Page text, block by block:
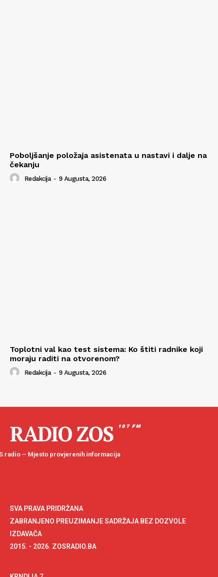
Poboljšanje položaja asistenata u nastavi i dalje na
čekanju
Redakcija - 9 Augusta, 2026
Toplotni val kao test sistema: Ko štiti radnike koji
moraju raditi na otvorenom?
Redakcija - 9 Augusta, 2026
RADIO ZOS 107 FM
radio – Mjesto provjerenih informacija
SVA PRAVA PRIDRŽANA
ZABRANJENO PREUZIMANJE SADRŽAJA BEZ DOZVOLE
IZDAVAČA
2015. - 2026. ZOSRADIO.BA